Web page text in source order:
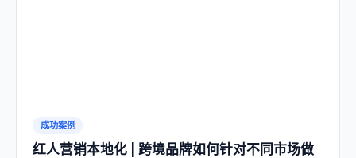
成功案例
红人营销本地化 | 跨境品牌如何针对不同市场做